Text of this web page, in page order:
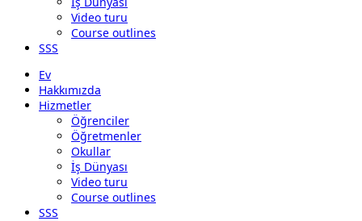
Video turu
Course outlines
SSS
Ev
Hakkımızda
Hizmetler
Öğrenciler
Öğretmenler
Okullar
İş Dünyası
Video turu
Course outlines
SSS